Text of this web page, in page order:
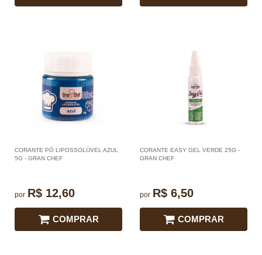
CORANTE PÓ LIPOSSOLÚVEL AZUL
5G - GRAN CHEF
por R$ 12,60
COMPRAR
CORANTE EASY GEL VERDE 25G -
GRAN CHEF
por R$ 6,50
COMPRAR